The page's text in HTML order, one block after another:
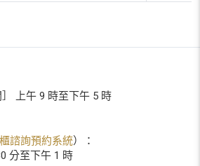
上午 9 時至下午 5 時
諮詢預約系統）：
分至下午 1 時